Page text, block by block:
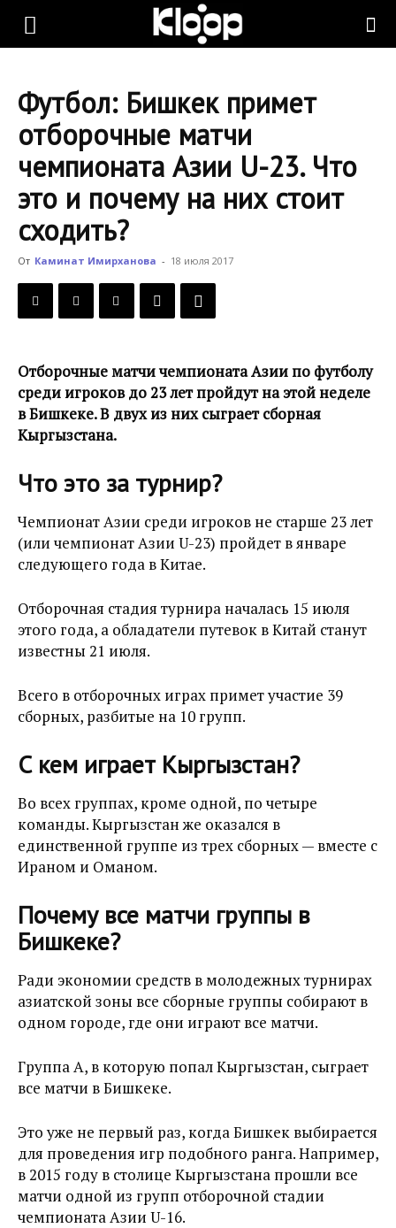
KLOOP.KG
Новости
Кыргызстана
Футбол: Бишкек примет
отборочные матчи
чемпионата Азии U-23. Что
это и почему на них стоит
сходить?
От Каминат Имирханова - 18 июля 2017
Отборочные матчи чемпионата Азии по футболу
среди игроков до 23 лет пройдут на этой неделе
в Бишкеке. В двух из них сыграет сборная
Кыргызстана.
Что это за турнир?
Чемпионат Азии среди игроков не старше 23 лет
(или чемпионат Азии U-23) пройдет в январе
следующего года в Китае.
Отборочная стадия турнира началась 15 июля
этого года, а обладатели путевок в Китай станут
известны 21 июля.
Всего в отборочных играх примет участие 39
сборных, разбитые на 10 групп.
С кем играет Кыргызстан?
Во всех группах, кроме одной, по четыре
команды. Кыргызстан же оказался в
единственной группе из трех сборных — вместе с
Ираном и Оманом.
Почему все матчи группы в
Бишкеке?
Ради экономии средств в молодежных турнирах
азиатской зоны все сборные группы собирают в
одном городе, где они играют все матчи.
Группа A, в которую попал Кыргызстан, сыграет
все матчи в Бишкеке.
Это уже не первый раз, когда Бишкек выбирается
для проведения игр подобного ранга. Например,
в 2015 году в столице Кыргызстана прошли все
матчи одной из групп отборочной стадии
чемпионата Азии U-16.